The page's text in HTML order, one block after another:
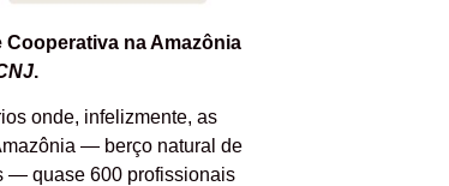
na Amazônia
.
onde, infelizmente, as
— berço natural de
— quase 600 profissionais